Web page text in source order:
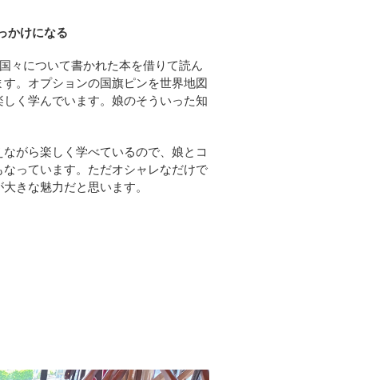
かけになる
々について書かれた本を借りて読ん
。オプションの国旗ピンを世界地図
く学んでいます。娘のそういった知
がら楽しく学べているので、娘とコ
っています。ただオシャレなだけで
きな魅力だと思います。